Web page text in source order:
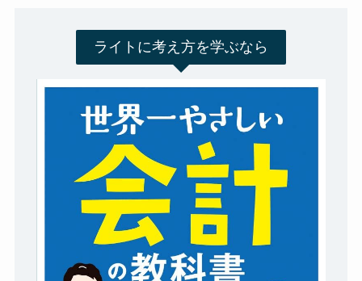
ライトに考え方を学ぶなら